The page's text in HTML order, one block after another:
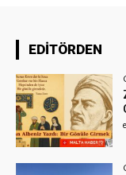
EDİTÖRDEN